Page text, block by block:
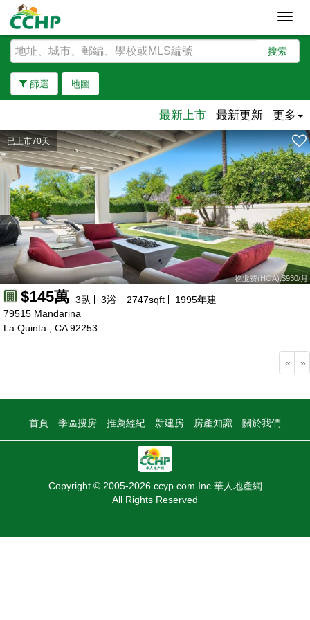
搜索
篩選 地圖
去除邊界
最新上市 最新更新 更多
已上市70天
物业费(HOA):$930/月
$145萬 3臥 3浴 2747sqft 1995年建
79515 Mandarina
La Quinta , CA 92253
« »
首頁 學區搜房 推薦經紀 新建房 房產知識 關於我們
Copyright © 2005-2026 ccyp.com Inc.華人地產網
All Rights Reserved